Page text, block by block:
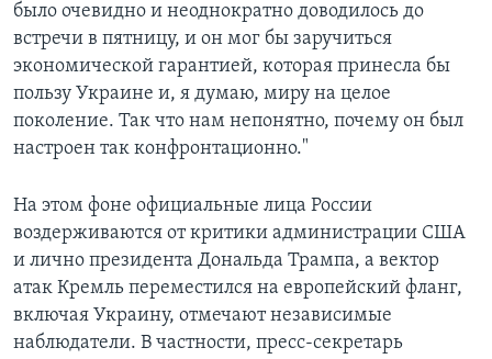
было очевидно и неоднократно доводилось до
встречи в пятницу, и он мог бы заручиться
экономической гарантией, которая принесла бы
пользу Украине и, я думаю, миру на целое
поколение. Так что нам непонятно, почему он был
настроен так конфронтационно."
На этом фоне официальные лица России
воздерживаются от критики администрации США
и лично президента Дональда Трампа, а вектор
атак Кремль переместился на европейский фланг,
включая Украину, отмечают независимые
наблюдатели. В частности, пресс-секретарь